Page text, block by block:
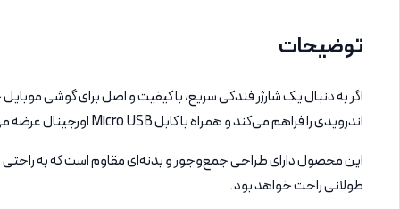
توضیحات
اندرویدی را فراهم می‌کند و همراه با کابل Micro USB اورجینال عرضه می‌شود.
طولانی راحت خواهد بود.